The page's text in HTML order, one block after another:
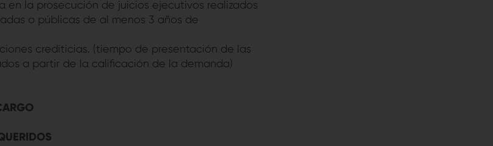
la prosecución de juicios ejecutivos realizados
o públicas de al menos 3 años de
crediticias. (tiempo de presentación de las
a partir de la calificación de la demanda)